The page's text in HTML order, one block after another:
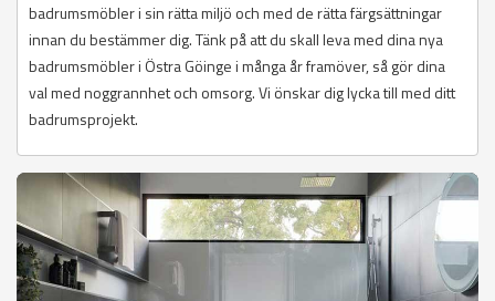
badrumsmöbler i sin rätta miljö och med de rätta färgsättningar
innan du bestämmer dig. Tänk på att du skall leva med dina nya
badrumsmöbler i Östra Göinge i många år framöver, så gör dina
val med noggrannhet och omsorg. Vi önskar dig lycka till med ditt
badrumsprojekt.